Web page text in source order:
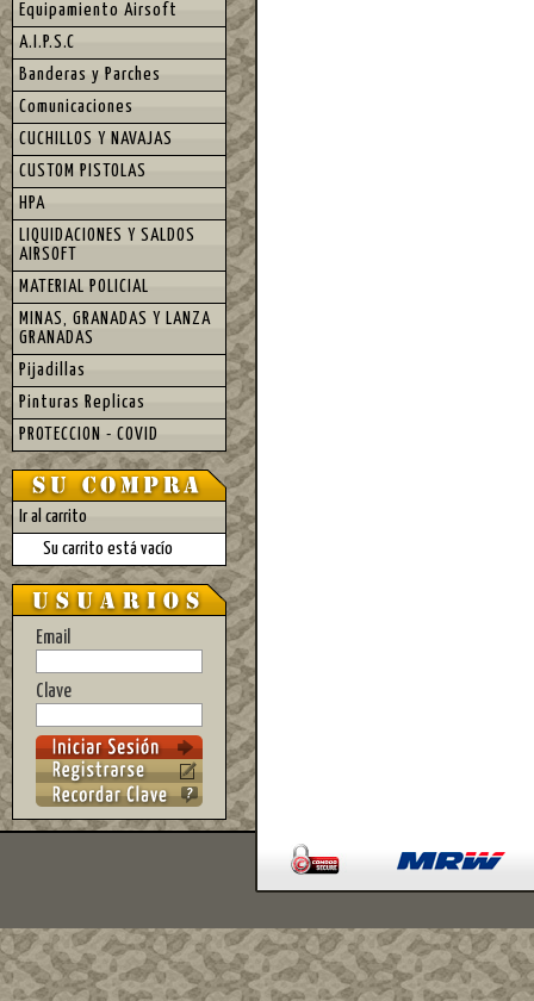
Equipamiento Airsoft
A.I.P.S.C
Banderas y Parches
Comunicaciones
CUCHILLOS Y NAVAJAS
CUSTOM PISTOLAS
HPA
LIQUIDACIONES Y SALDOS
AIRSOFT
MATERIAL POLICIAL
MINAS, GRANADAS Y LANZA
GRANADAS
Pijadillas
Pinturas Replicas
PROTECCION - COVID
Ir al carrito
Su carrito está vacío
Email
Clave